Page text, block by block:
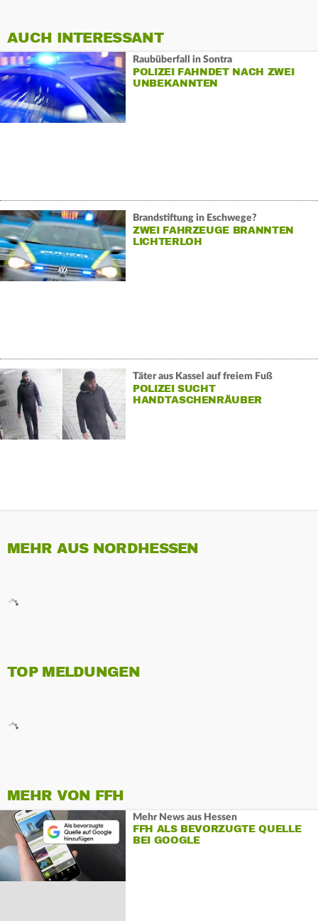
AUCH INTERESSANT
Raubüberfall in Sontra
POLIZEI FAHNDET NACH ZWEI
UNBEKANNTEN
Brandstiftung in Eschwege?
ZWEI FAHRZEUGE BRANNTEN
LICHTERLOH
Täter aus Kassel auf freiem Fuß
POLIZEI SUCHT
HANDTASCHENRÄUBER
MEHR AUS NORDHESSEN
TOP MELDUNGEN
MEHR VON FFH
Mehr News aus Hessen
FFH ALS BEVORZUGTE QUELLE
BEI GOOGLE